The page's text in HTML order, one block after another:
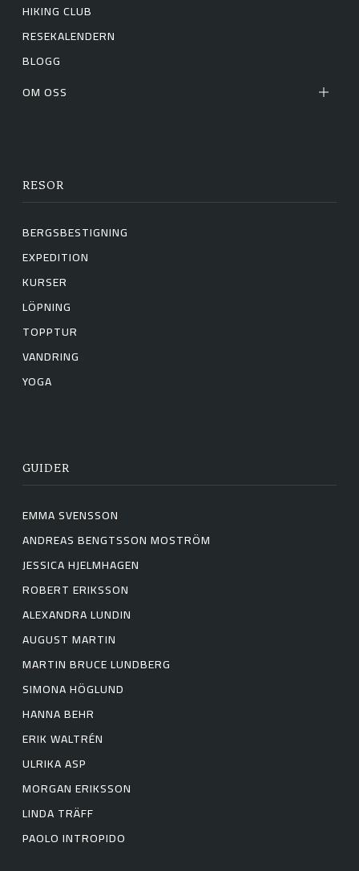
HIKING CLUB
RESEKALENDERN
BLOGG
OM OSS
RESOR
BERGSBESTIGNING
EXPEDITION
KURSER
LÖPNING
TOPPTUR
VANDRING
YOGA
GUIDER
EMMA SVENSSON
ANDREAS BENGTSSON MOSTRÖM
JESSICA HJELMHAGEN
ROBERT ERIKSSON
ALEXANDRA LUNDIN
AUGUST MARTIN
MARTIN BRUCE LUNDBERG
SIMONA HÖGLUND
HANNA BEHR
ERIK WALTRÉN
ULRIKA ASP
MORGAN ERIKSSON
LINDA TRÄFF
PAOLO INTROPIDO